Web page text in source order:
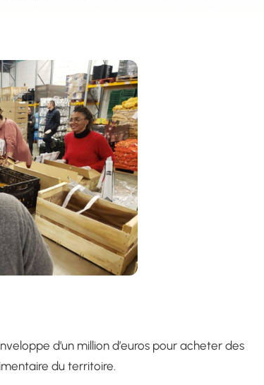
d’un million d’euros pour acheter des
du territoire.